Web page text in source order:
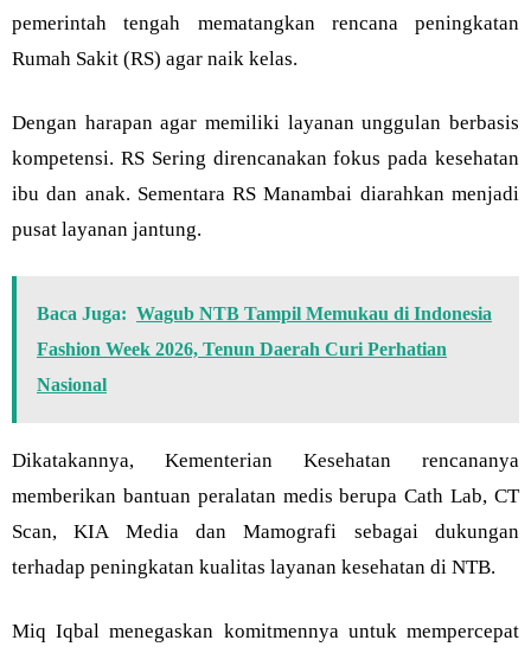
pemerintah tengah mematangkan rencana peningkatan
Rumah Sakit (RS) agar naik kelas.
Dengan harapan agar memiliki layanan unggulan berbasis
kompetensi. RS Sering direncanakan fokus pada kesehatan
ibu dan anak. Sementara RS Manambai diarahkan menjadi
pusat layanan jantung.
Baca Juga: Wagub NTB Tampil Memukau di Indonesia
Fashion Week 2026, Tenun Daerah Curi Perhatian
Nasional
Dikatakannya, Kementerian Kesehatan rencananya
memberikan bantuan peralatan medis berupa Cath Lab, CT
Scan, KIA Media dan Mamografi sebagai dukungan
terhadap peningkatan kualitas layanan kesehatan di NTB.
Miq Iqbal menegaskan komitmennya untuk mempercepat